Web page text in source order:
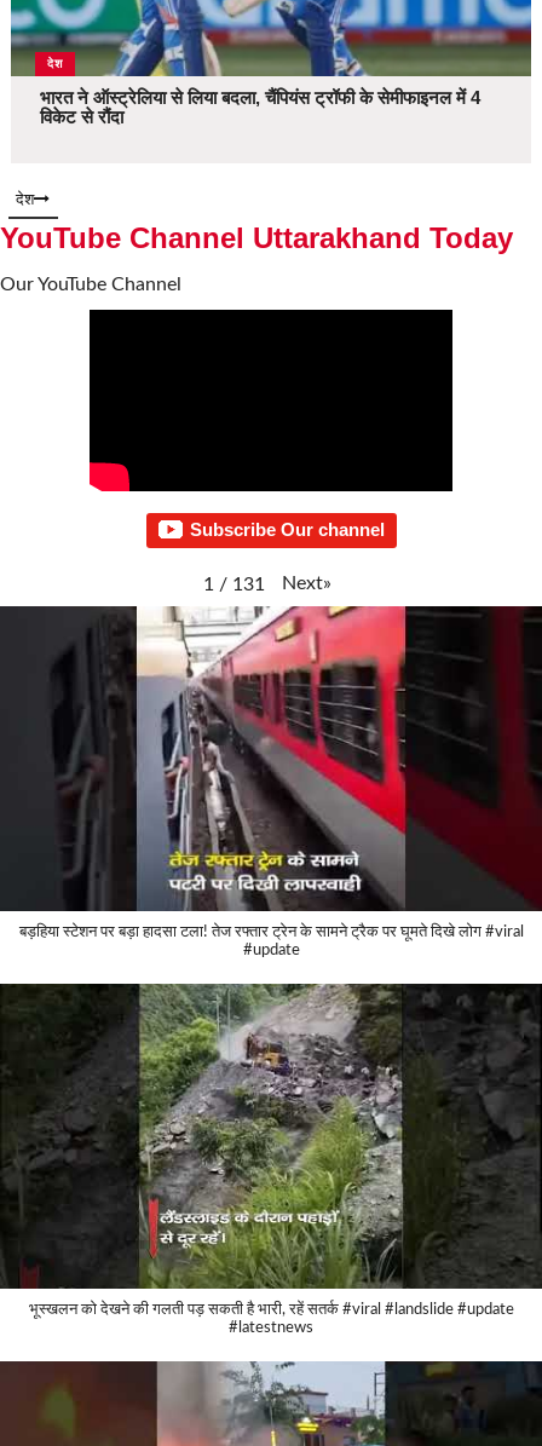
देश
भारत ने ऑस्ट्रेलिया से लिया बदला, चैंपियंस ट्रॉफी के सेमीफाइनल में 4
विकेट से रौंदा
देश
YouTube Channel Uttarakhand Today
Our YouTube Channel
Subscribe Our channel
1 / 131 Next»
बड़हिया स्टेशन पर बड़ा हादसा टला! तेज रफ्तार ट्रेन के सामने ट्रैक पर घूमते दिखे लोग #viral
#update
भूस्खलन को देखने की गलती पड़ सकती है भारी, रहें सतर्क #viral #landslide #update
#latestnews